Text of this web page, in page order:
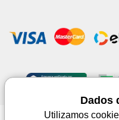
Dados
Utilizamos